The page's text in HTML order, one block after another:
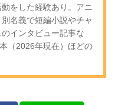
をした経験あり。アニ
名義で短編小説やチャ
インタビュー記事な
（2026年現在）ほどの